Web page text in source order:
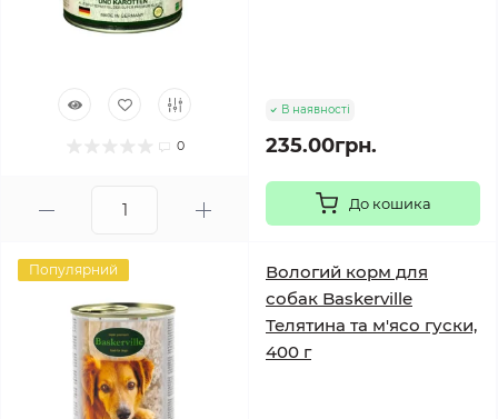
0
В наявності
235.00грн.
До кошика
Популярний
Вологий корм для
собак Baskerville
Телятина та м'ясо гуски,
400 г